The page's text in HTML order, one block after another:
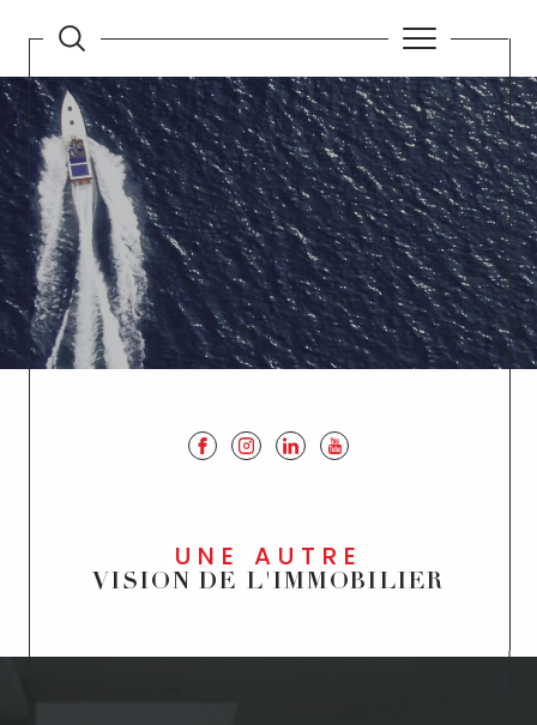
UNE AUTRE
VISION DE L'IMMOBILIER